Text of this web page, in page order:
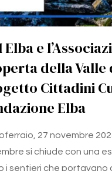
Elba e
della
Cittadini
Elba
27 novembre
si chiude con una
i sentieri che portavano